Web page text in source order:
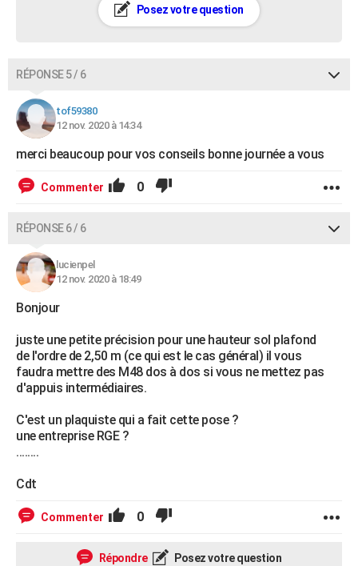
Posez votre question
RÉPONSE 5 / 6
tof59380
12 nov. 2020 à 14:34
merci beaucoup pour vos conseils bonne journée a vous
Commenter 0
RÉPONSE 6 / 6
lucienpel
12 nov. 2020 à 18:49
Bonjour
juste une petite précision pour une hauteur sol plafond
de l'ordre de 2,50 m (ce qui est le cas général) il vous
faudra mettre des M48 dos à dos si vous ne mettez pas
d'appuis intermédiaires.
C'est un plaquiste qui a fait cette pose ?
une entreprise RGE ?
........
Cdt
Commenter 0
Répondre Posez votre question